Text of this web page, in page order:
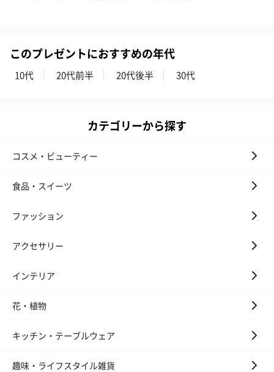
このプレゼントにおすすめの年代
10代 20代前半 20代後半 30代
カテゴリーから探す
コスメ・ビューティー
食品・スイーツ
ファッション
アクセサリー
インテリア
花・植物
キッチン・テーブルウェア
趣味・ライフスタイル雑貨